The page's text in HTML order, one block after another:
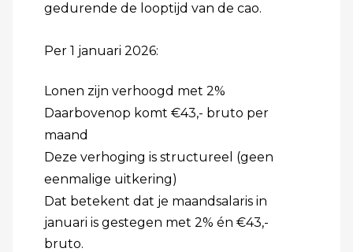
gedurende de looptijd van de cao.
Per 1 januari 2026:
Lonen zijn verhoogd met 2%
Daarbovenop komt €43,- bruto per
maand
Deze verhoging is structureel (geen
eenmalige uitkering)
Dat betekent dat je maandsalaris in
januari is gestegen met 2% én €43,-
bruto.